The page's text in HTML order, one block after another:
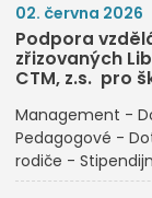
02. června 2026
Podpora
zřizovaných
CTM, z.s. pro
Management -
Pedagogové -
rodiče -